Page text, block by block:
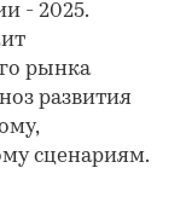
- 2025.
рынка
развития
сценариям.